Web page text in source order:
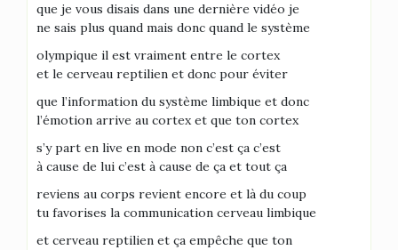
que je vous disais dans une dernière vidéo je
ne sais plus quand mais donc quand le système
olympique il est vraiment entre le cortex
et le cerveau reptilien et donc pour éviter
que l’information du système limbique et donc
l’émotion arrive au cortex et que ton cortex
s’y part en live en mode non c’est ça c’est
à cause de lui c’est à cause de ça et tout ça
reviens au corps revient encore et là du coup
tu favorises la communication cerveau limbique
et cerveau reptilien et ça empêche que ton